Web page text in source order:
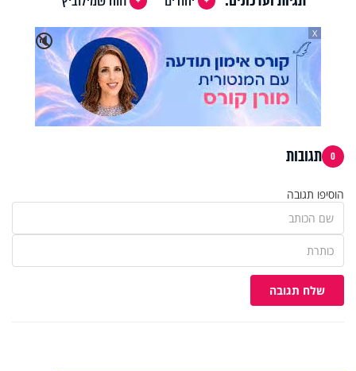
🔇
X
0 תגובות
הוסיפו תגובה
שלח תגובה